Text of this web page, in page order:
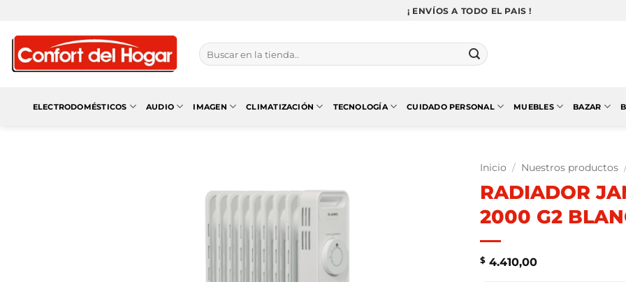
contenido
¡ ENVÍOS A TODO EL PAIS !
Buscar
por:
ELECTRODOMÉSTICOS AUDIO IMAGEN CLIMATIZACIÓN TECNOLOGÍA CUIDADO PERSONAL MUEBLES BAZAR
Inicio / Nuestros productos
RADIADOR
2000 G2
$ 4.410,00